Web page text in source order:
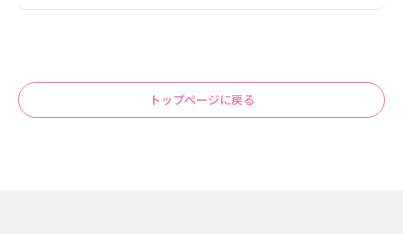
トップページに戻る